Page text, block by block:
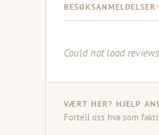
BESØKSANMELDELSER
Could not load
VÆRT HER? HJELP
Fortell oss hva som